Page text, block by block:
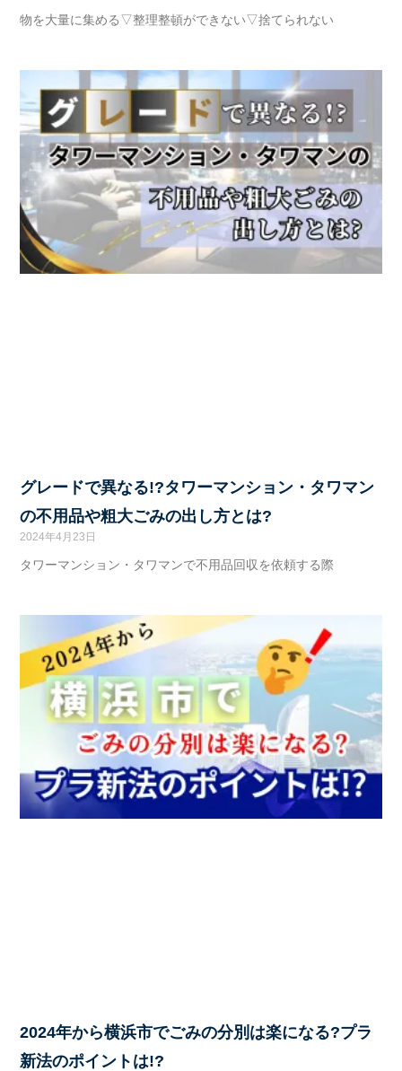
物を大量に集める▽整理整頓ができない▽捨てられない
グレードで異なる!?タワーマンション・タワマン
の不用品や粗大ごみの出し方とは?
2024年4月23日
タワーマンション・タワマンで不用品回収を依頼する際
2024年から横浜市でごみの分別は楽になる?プラ
新法のポイントは!?